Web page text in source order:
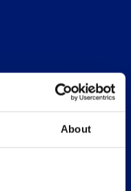
About
tuottajaa,